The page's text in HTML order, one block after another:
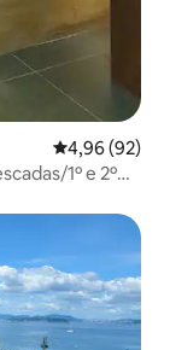
4,96 de uma
4,96 (92)
1º e 2º